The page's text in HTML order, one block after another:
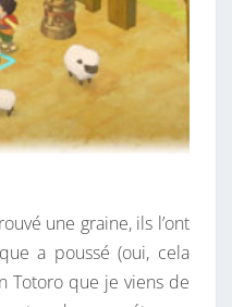
une graine, ils l’ont
a poussé (oui, cela
Totoro que je viens de